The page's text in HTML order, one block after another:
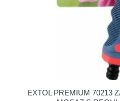
EXTOL PREMIUM 70213